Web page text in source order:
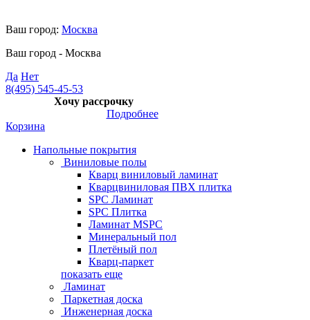
Ваш город: Москва
Ваш город - Москва
Да Нет
8(495) 545-45-53
Хочу рассрочку
Подробнее
Корзина
Напольные покрытия
Виниловые полы
Кварц виниловый ламинат
Кварцвиниловая ПВХ плитка
SPC Ламинат
SPC Плитка
Ламинат MSPC
Минеральный пол
Плетёный пол
Кварц-паркет
показать еще
Ламинат
Паркетная доска
Инженерная доска